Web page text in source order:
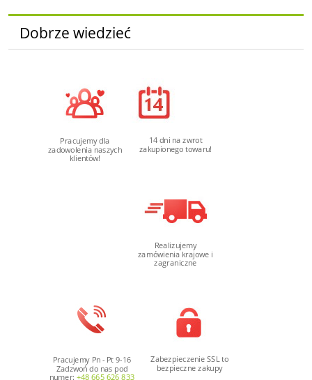
Dobrze wiedzieć
Pracujemy dla
zadowolenia naszych
klientów!
14 dni na zwrot
zakupionego towaru!
Realizujemy
zamówienia krajowe i
zagraniczne
Pracujemy Pn - Pt 9-16
Zadzwoń do nas pod
numer: +48 665 626 833
Zabezpieczenie SSL to
bezpieczne zakupy